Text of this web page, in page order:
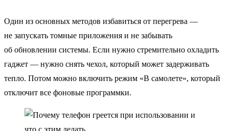
Один из основных методов избавиться от перегрева —
не запускать томные приложения и не забывать
об обновлении системы. Если нужно стремительно охладить
гаджет — нужно снять чехол, который может задерживать
тепло. Потом можно включить режим «В самолете», который
отключит все фоновые программки.